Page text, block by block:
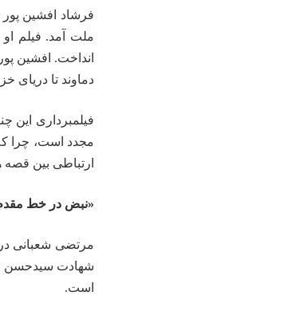
فرشاد افشین
ملت آمد. فیلم او
انداخت. افشین
دماوند تا دریای
فیلمبرداری این
مجدد است، چرا
ارتباطی بین
«نبض در خط
مرتضی شعبانی
شهادت سیدحسن
است.